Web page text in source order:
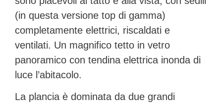
(in questa versione top di gamma)
completamente elettrici, riscaldati e
ventilati. Un magnifico tetto in vetro
panoramico con tendina elettrica inonda di
luce l’abitacolo.
La plancia è dominata da due grandi